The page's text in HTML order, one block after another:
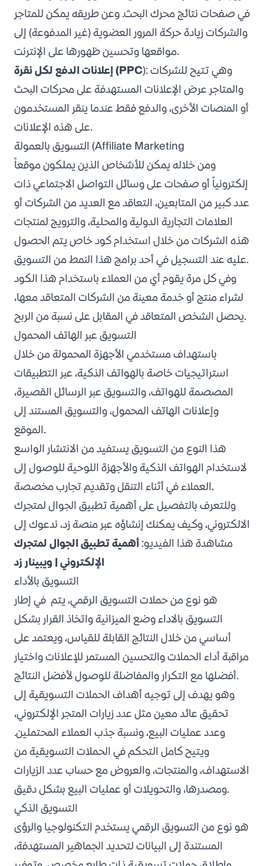
في صفحات نتائج محرك البحث. وعن طريقه يمكن للمتاجر
والشركات زيادة حركة المرور العضوية (غير المدفوعة) إلى
مواقعها وتحسين ظهورها على الإنترنت.
إعلانات الدفع لكل نقرة (PPC): وهي تتيح للشركات
والمتاجر عرض الإعلانات المستهدفة على محركات البحث
أو المنصات الأخرى، والدفع فقط عندما ينقر المستخدمون
على هذه الإعلانات.
التسويق بالعمولة (Affiliate Marketing
ومن خلاله يمكن للأشخاص الذين يملكون موقعاً
إلكترونياً أو صفحات على وسائل التواصل الاجتماعي ذات
عدد كبير من المتابعين، التعاقد مع العديد من الشركات أو
العلامات التجارية الدولية والمحلية، والترويج لمنتجات
هذه الشركات من خلال استخدام كود خاص يتم الحصول
عليه عند التسجيل في أحد برامج هذا النمط من التسويق.
وفي كل مرة يقوم أي من العملاء باستخدام هذا الكود
لشراء منتج أو خدمة معينة من الشركات المتعاقد معها،
يحصل الشخص المتعاقد في المقابل على نسبة من الربح.
التسويق عبر الهاتف المحمول
باستهداف مستخدمي الأجهزة المحمولة من خلال
استراتيجيات خاصة بالهواتف الذكية، عبر التطبيقات
المصصمة للهواتف، والتسويق عبر الرسائل القصيرة،
وإعلانات الهاتف المحمول، والتسويق المستند إلى
الموقع.
هذا النوع من التسويق يستفيد من الانتشار الواسع
لاستخدام الهواتف الذكية والأجهزة اللوحية للوصول إلى
العملاء في أثناء التنقل وتقديم تجارب مخصصة.
وللتعرف بالتفصيل على أهمية تطبيق الجوال لمتجرك
الالكتروني، وكيف يمكنك إنشاؤه عبر منصة زد، ندعوك إلى
مشاهدة هذا الفيديو:أهمية تطبيق الجوال لمتجرك
الإلكتروني | ويبينار زد
التسويق بالأداء
هو نوع من حملات التسويق الرقمي، يتم في إطار
التسويق بالاداءوضع الميزانية واتخاذ القرار بشكل
أساسي من خلال النتائج القابلة للقياس، ويعتمد على
مراقبة أداء الحملات والتحسين المستمر للإعلانات واختيار
أفضلها مع التكرار والمفاضلة للوصول لأفضل النتائج.
وهو يهدف إلى توجيه أهداف الحملات التسويقية إلى
تحقيق عائد معين مثل عدد زيارات المتجر الإلكتروني،
وعدد عمليات البيع، ونسبة جذب العملاء المحتملين.
ويتيح كامل التحكم في الحملات التسويقية من
الاستهداف، والمنتجات، والعروض مع حساب عدد الزيارات
ومصدرها، والتحويلات أو عمليات البيع بشكل دقيق.
التسويق الذكي
هو نوع من التسويق الرقمي يستخدم التكنولوجيا والرؤى
المستندة إلى البيانات لتحديد الجماهير المستهدفة،